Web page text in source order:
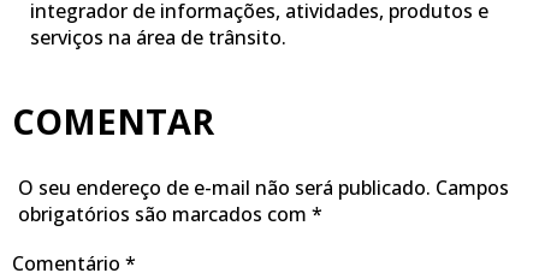
integrador de informações, atividades, produtos e
serviços na área de trânsito.
COMENTAR
O seu endereço de e-mail não será publicado. Campos
obrigatórios são marcados com *
Comentário *